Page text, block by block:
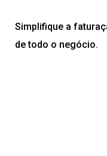
Simplifique a
de todo o negócio.